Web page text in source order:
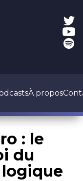
À propos
: le
du